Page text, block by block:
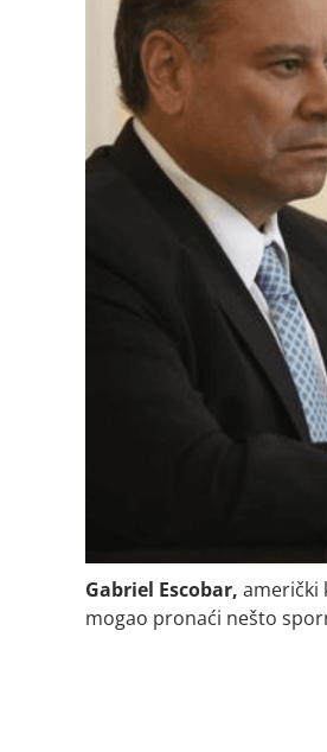
Gabriel Escobar, američki
mogao pronaći nešto